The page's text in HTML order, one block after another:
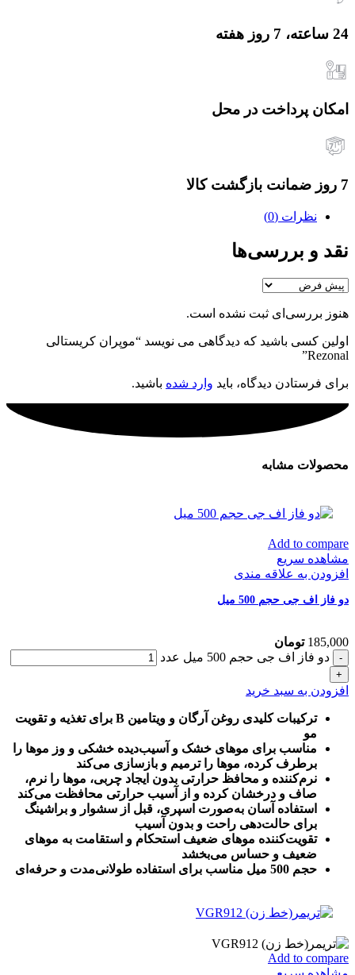
24 ساعته، 7 روز هفته
امکان پرداخت در محل
7 روز ضمانت بازگشت کالا
نظرات (0)
نقد و بررسی‌ها
هنوز بررسی‌ای ثبت نشده است.
اولین کسی باشید که دیدگاهی می نویسد “موپران کریستالی
Rezonal”
برای فرستادن دیدگاه، باید وارد شده باشید.
محصولات مشابه
Add to compare
مشاهده سریع
افزودن به علاقه مندی
دو فاز اف جی حجم 500 میل
185,000 تومان
دو فاز اف جی حجم 500 میل عدد
افزودن به سبد خرید
ترکیبات کلیدی روغن آرگان و ویتامین B برای تغذیه و تقویت
مو
مناسب برای موهای خشک و آسیب‌دیده خشکی و وز موها را
برطرف کرده، موها را ترمیم و بازسازی می‌کند
نرم‌کننده و محافظ حرارتی بدون ایجاد چربی، موها را نرم،
صاف و درخشان کرده و از آسیب حرارتی محافظت می‌کند
استفاده آسان به‌صورت اسپری، قبل از سشوار و براشینگ
برای حالت‌دهی راحت و بدون آسیب
تقویت‌کننده موهای ضعیف استحکام و استقامت به موهای
ضعیف و حساس می‌بخشد
حجم 500 میل مناسب برای استفاده طولانی‌مدت و حرفه‌ای
Add to compare